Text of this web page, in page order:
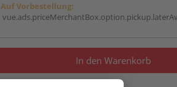
Auf Vorbestellung:
In den Warenkorb